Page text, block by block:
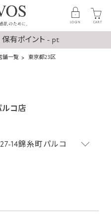
LOGIN CART
保有ポイント - pt
舗一覧
東京都23区
コ店
14錦糸町パルコ